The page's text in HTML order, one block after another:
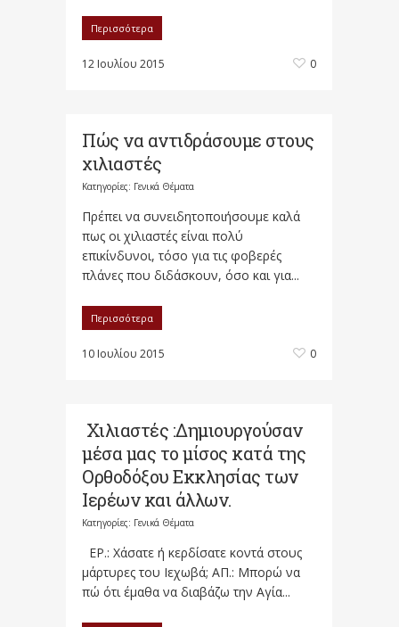
Περισσότερα
12 Ιουλίου 2015 0
Πώς να αντιδράσουμε στους
χιλιαστές
Κατηγορίες: Γενικά Θέματα
Πρέπει να συνειδητοποιήσουμε καλά
πως οι χιλιαστές είναι πολύ
επικίνδυνοι, τόσο για τις φοβερές
πλάνες που διδάσκουν, όσο και για...
Περισσότερα
10 Ιουλίου 2015 0
Χιλιαστές :Δημιουργούσαν
μέσα μας το μίσος κατά της
Ορθοδόξου Εκκλησίας των
Ιερέων και άλλων.
Κατηγορίες: Γενικά Θέματα
ΕΡ.: Χάσατε ή κερδίσατε κοντά στους
μάρτυρες του Ιεχωβά; ΑΠ.: Μπορώ να
πώ ότι έμαθα να διαβάζω την Αγία...